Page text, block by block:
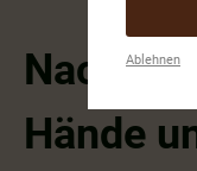
Nach
Hände
Ablehnen